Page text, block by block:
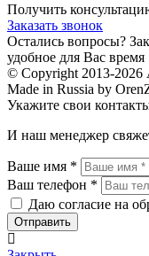
Получить
Заказать звонок
Остались вопросы?
удобное для Вас время
© Copyright 2013-2026
Made in Russia by
Укажите свои
И наш менеджер
Ваше имя *
Ваш телефон *
Даю согласие на